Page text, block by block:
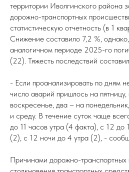
территории Иволгинского района
дорожно-транспортных
статистическую отчетность (в 1
Снижение составило 7,2 %,
аналогичном периоде 2025-го
(22). Тяжесть последствий
- Если проанализировать по дням
число аварий пришлось на
воскресенье, два – на
и среду. В течение суток чаще
до 11 часов утра (4 факта), с 12 до
(2), с 12 ночи до 4 утра (2), -
Причинами дорожно-транспортных